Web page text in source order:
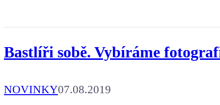
Bastlíři sobě. Vybíráme
NOVINKY07.08.2019